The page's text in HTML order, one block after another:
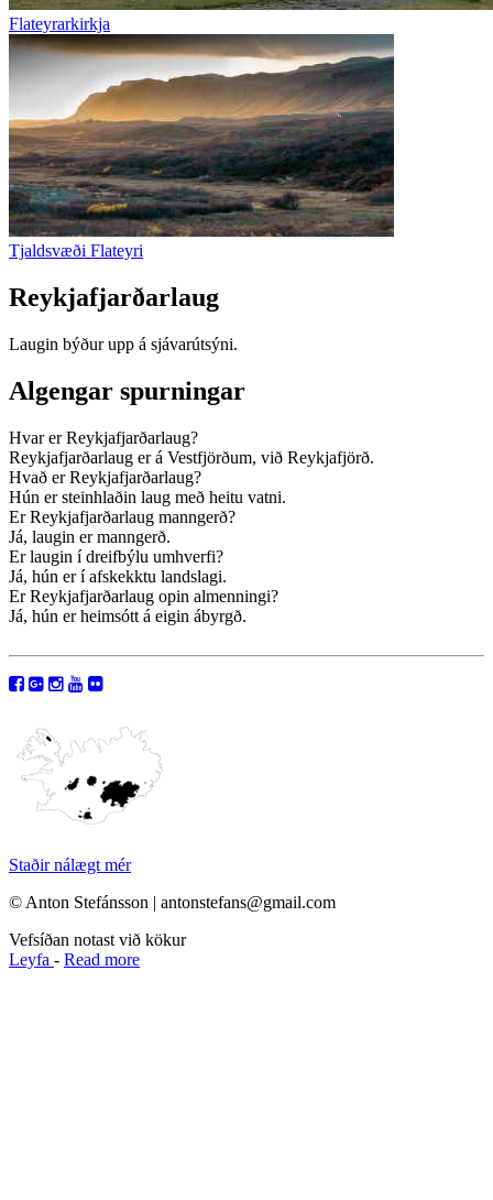
Flateyrarkirkja
Tjaldsvæði Flateyri
Reykjafjarðarlaug
Laugin býður upp á sjávarútsýni.
Algengar spurningar
Hvar er Reykjafjarðarlaug?
Reykjafjarðarlaug er á Vestfjörðum, við Reykjafjörð.
Hvað er Reykjafjarðarlaug?
Hún er steinhlaðin laug með heitu vatni.
Er Reykjafjarðarlaug manngerð?
Já, laugin er manngerð.
Er laugin í dreifbýlu umhverfi?
Já, hún er í afskekktu landslagi.
Er Reykjafjarðarlaug opin almenningi?
Já, hún er heimsótt á eigin ábyrgð.
Staðir nálægt mér
© Anton Stefánsson | antonstefans@gmail.com
Vefsíðan notast við kökur
Leyfa - Read more